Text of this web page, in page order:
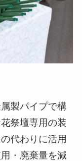
製パイプで構
祭壇専用の装
代わりに活用
・廃棄量を減